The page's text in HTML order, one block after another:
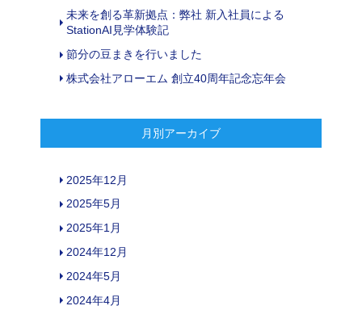
未来を創る革新拠点：弊社 新入社員による
StationAI見学体験記
節分の豆まきを行いました
株式会社アローエム 創立40周年記念忘年会
月別アーカイブ
2025年12月
2025年5月
2025年1月
2024年12月
2024年5月
2024年4月